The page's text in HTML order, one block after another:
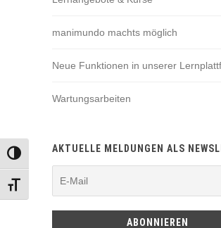
UMSCHALTEN AUF HOHE
SCHRIFT VERGRÖSSERN
manimundo machts möglich
Neue Funktionen in unserer
Wartungsarbeiten
AKTUELLE MELDUNGEN ALS